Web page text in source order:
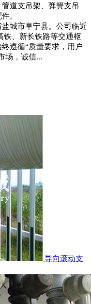
道支吊架、弹簧支吊
。
城市阜宁县。公司临近
铁、新长铁路等交通枢
遵循“质量要求，用户
场，诚信...
导向滚动支